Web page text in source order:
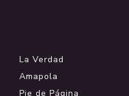
La Verdad
Amapola
Pie de Página